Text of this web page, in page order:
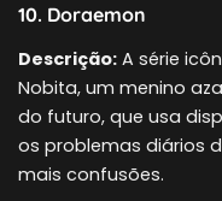
10. Doraemon
Descrição: A série
Nobita, um menino
do futuro, que usa
os problemas diários
mais confusões.